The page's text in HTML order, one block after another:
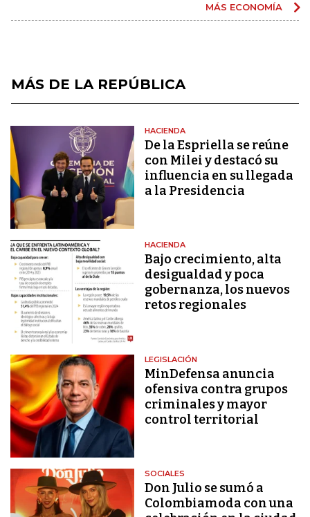
MÁS ECONOMÍA
MÁS DE LA REPÚBLICA
HACIENDA
De la Espriella se reúne
con Milei y destacó su
influencia en su llegada
a la Presidencia
HACIENDA
Bajo crecimiento, alta
desigualdad y poca
gobernanza, los nuevos
retos regionales
LEGISLACIÓN
MinDefensa anuncia
ofensiva contra grupos
criminales y mayor
control territorial
SOCIALES
Don Julio se sumó a
Colombiamoda con una